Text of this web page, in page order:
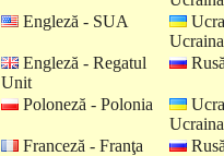
Engleză - SUA
Ucraina
Engleză - Regatul
Unit
Poloneză - Polonia
Ucraina
Franceză - Franţa